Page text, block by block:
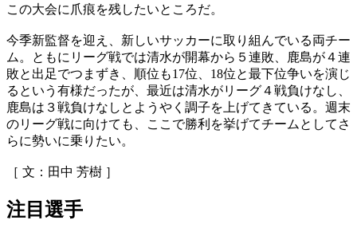
この大会に爪痕を残したいところだ。
今季新監督を迎え、新しいサッカーに取り組んでいる両チー
ム。ともにリーグ戦では清水が開幕から５連敗、鹿島が４連
敗と出足でつまずき、順位も17位、18位と最下位争いを演じ
るという有様だったが、最近は清水がリーグ４戦負けなし、
鹿島は３戦負けなしとようやく調子を上げてきている。週末
のリーグ戦に向けても、ここで勝利を挙げてチームとしてさ
らに勢いに乗りたい。
［ 文：田中 芳樹 ］
注目選手